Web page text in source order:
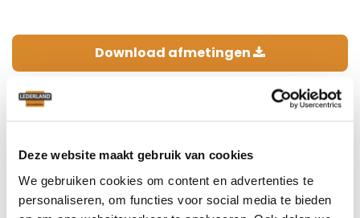
Deze website maakt gebruik van cookies
We gebruiken cookies om content en advertenties te
personaliseren, om functies voor social media te bieden
Download afmetingen
Stijlvolle leren draaifauteuil
Gogh
De fauteuil om je interieur compleet te maken, stijlvol en
comfortabel, met draaimechanisme en verkrijgbaar met
verschillende voeten in 3 verschillende zithoogtes. Kies een